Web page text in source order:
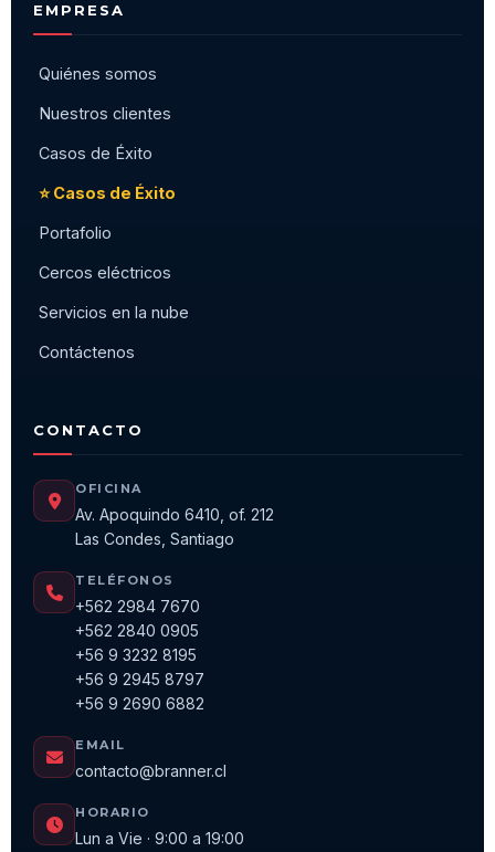
EMPRESA
Quiénes somos
Nuestros clientes
Casos de Éxito
⭐ Casos de Éxito
Portafolio
Cercos eléctricos
Servicios en la nube
Contáctenos
CONTACTO
OFICINA
Av. Apoquindo 6410, of. 212
Las Condes, Santiago
TELÉFONOS
+562 2984 7670
+562 2840 0905
+56 9 3232 8195
+56 9 2945 8797
+56 9 2690 6882
EMAIL
contacto@branner.cl
HORARIO
Lun a Vie · 9:00 a 19:00